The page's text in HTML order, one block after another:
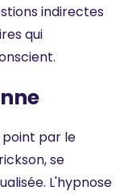
indirectes
qui
point par le
se
L'hypnose